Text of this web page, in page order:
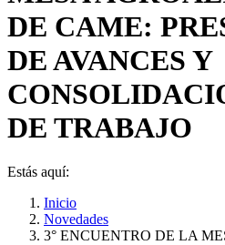
DE CAME:
DE AVANCES Y
DE TRABAJO
Estás aquí:
Inicio
Novedades
3° ENCUENTRO DE LA